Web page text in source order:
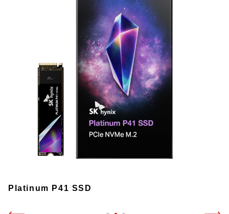
Platinum P41 SSD